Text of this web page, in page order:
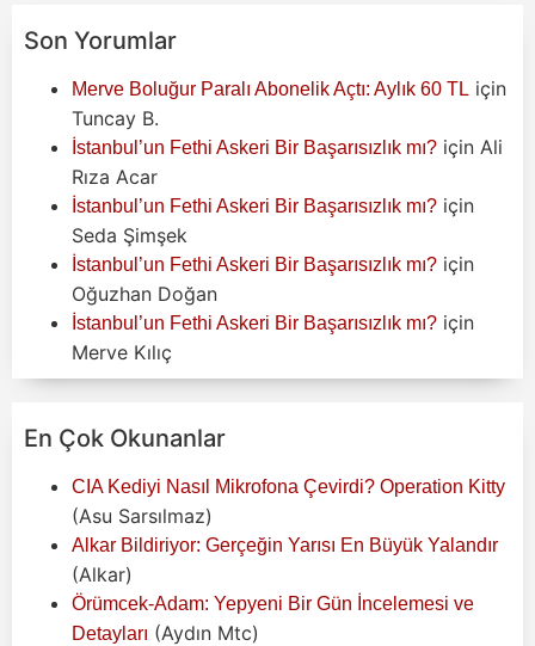
Son Yorumlar
Merve Boluğur Paralı Abonelik Açtı: Aylık 60 TL için
Tuncay B.
İstanbul’un Fethi Askeri Bir Başarısızlık mı? için Ali
Rıza Acar
İstanbul’un Fethi Askeri Bir Başarısızlık mı? için
Seda Şimşek
İstanbul’un Fethi Askeri Bir Başarısızlık mı? için
Oğuzhan Doğan
İstanbul’un Fethi Askeri Bir Başarısızlık mı? için
Merve Kılıç
En Çok Okunanlar
CIA Kediyi Nasıl Mikrofona Çevirdi? Operation Kitty
(Asu Sarsılmaz)
Alkar Bildiriyor: Gerçeğin Yarısı En Büyük Yalandır
(Alkar)
Örümcek-Adam: Yepyeni Bir Gün İncelemesi ve
Detayları (Aydın Mtc)